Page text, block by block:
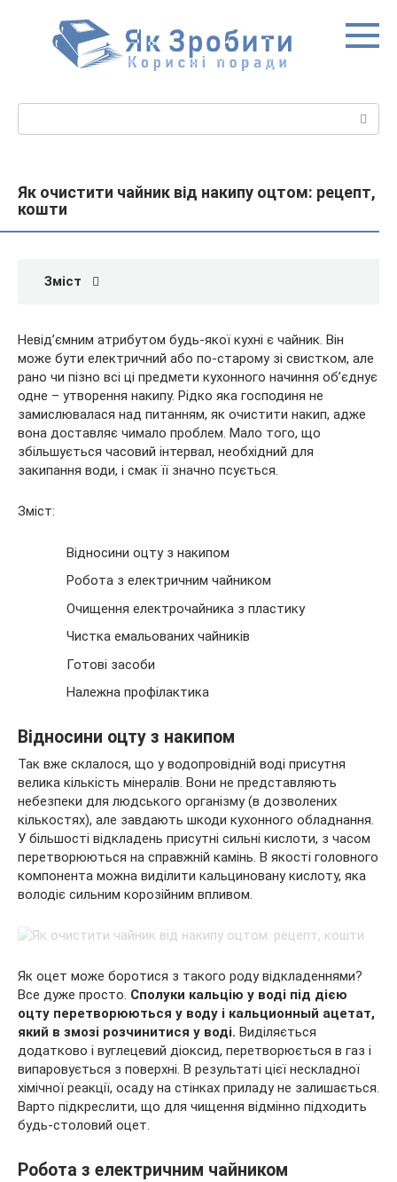
Як очистити чайник від накипу оцтом: рецепт,
кошти
Зміст
Невід’ємним атрибутом будь-якої кухні є чайник. Він
може бути електричний або по-старому зі свистком, але
рано чи пізно всі ці предмети кухонного начиння об’єднує
одне – утворення накипу. Рідко яка господиня не
замислювалася над питанням, як очистити накип, адже
вона доставляє чимало проблем. Мало того, що
збільшується часовий інтервал, необхідний для
закипання води, і смак її значно псується.
Зміст:
Відносини оцту з накипом
Робота з електричним чайником
Очищення електрочайника з пластику
Чистка емальованих чайників
Готові засоби
Належна профілактика
Відносини оцту з накипом
Так вже склалося, що у водопровідній воді присутня
велика кількість мінералів. Вони не представляють
небезпеки для людського організму (в дозволених
кількостях), але завдають шкоди кухонного обладнання.
У більшості відкладень присутні сильні кислоти, з часом
перетворюються на справжній камінь. В якості головного
компонента можна виділити кальциновану кислоту, яка
володіє сильним корозійним впливом.
Як оцет може боротися з такого роду відкладеннями?
Все дуже просто. Сполуки кальцію у воді під дією
оцту перетворюються у воду і кальционный ацетат,
який в змозі розчинитися у воді. Виділяється
додатково і вуглецевий діоксид, перетворюється в газ і
випаровується з поверхні. В результаті цієї нескладної
хімічної реакції, осаду на стінках приладу не залишається.
Варто підкреслити, що для чищення відмінно підходить
будь-столовий оцет.
Робота з електричним чайником